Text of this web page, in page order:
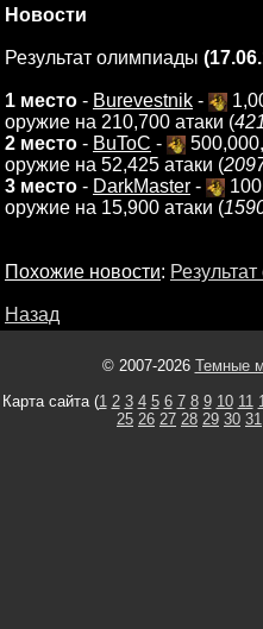
Новости
Результат олимпиады
1 место - Burevestnik -
оружие на 210,700 атаки (
2 место - BuToC -
оружие на 52,425 атаки (
3 место - DarkMaster -
оружие на 15,900 атаки (
Похожие новости:
Назад
© 2007-2026 Темные
Карта сайта (1 2 3 4 5 6 7 8 9 10 11
25 26 27 28 29 30 31